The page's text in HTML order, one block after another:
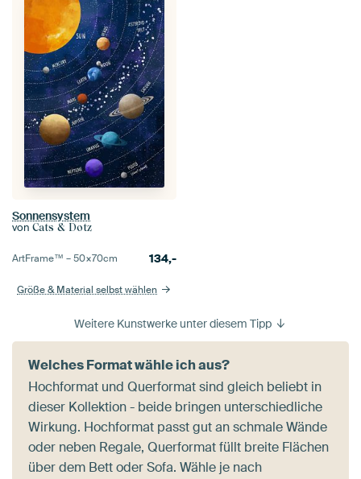
Sonnensystem
von Cats & Dotz
ArtFrame™ –50×70cm 134,-
Größe & Material selbst wählen
Weitere Kunstwerke unter diesem Tipp
Welches Format wähle ich aus?
Hochformat und Querformat sind gleich beliebt in
dieser Kollektion - beide bringen unterschiedliche
Wirkung. Hochformat passt gut an schmale Wände
oder neben Regale, Querformat füllt breite Flächen
über dem Bett oder Sofa. Wähle je nach